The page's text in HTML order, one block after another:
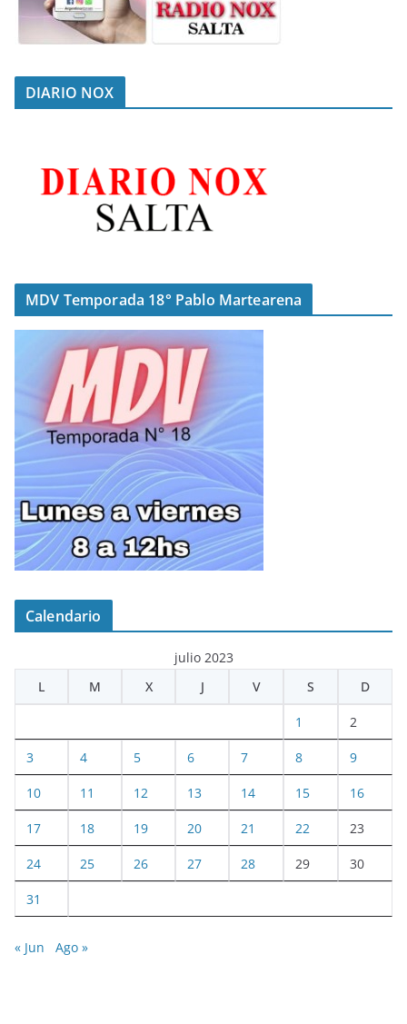
DIARIO NOX
MDV Temporada 18° Pablo Martearena
Calendario
julio 2023
L
M X J V S D
1 2
3 4 5 6 7 8 9
10 11 12 13 14 15 16
17 18 19 20 21 22 23
24 25 26 27 28 29 30
31
« Jun Ago »